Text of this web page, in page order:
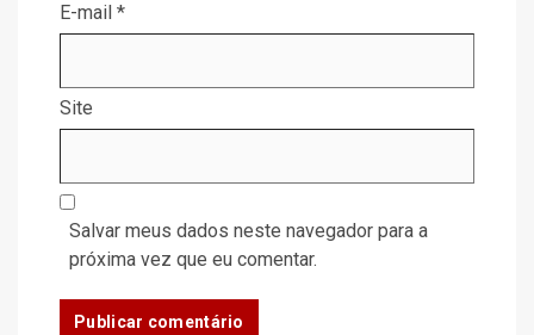
E-mail *
Site
Salvar meus dados neste navegador para a
próxima vez que eu comentar.